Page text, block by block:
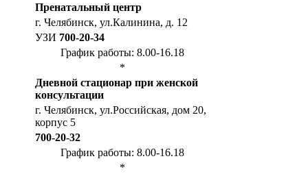
Пренатальный центр
г. Челябинск, ул.Калинина, д. 12
УЗИ 700-20-34
График работы: 8.00-16.18
*
Дневной стационар при женской
консультации
г. Челябинск, ул.Российская, дом 20,
корпус 5
700-20-32
График работы: 8.00-16.18
*